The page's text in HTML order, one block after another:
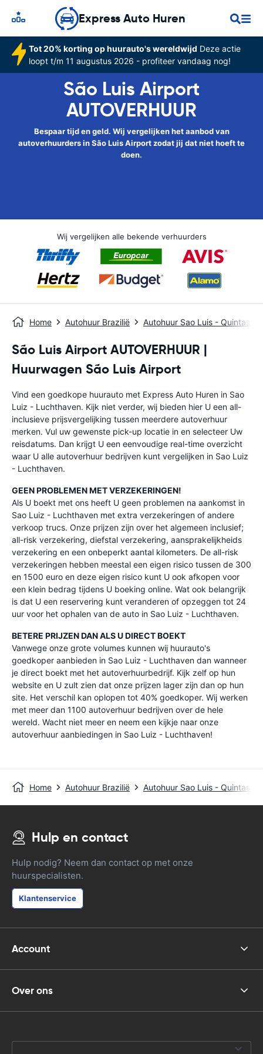
Express Auto Huren
Tot 20% korting op huurauto's wereldwijd Deze actie
loopt t/m 11 augustus 2026 - profiteer vandaag nog!
São Luis Airport
AUTOVERHUUR
Bespaar tijd en geld. Wij vergelijken het aanbod van
autoverhuurders in São Luis Airport zodat jij dat niet hoeft te
doen.
Wij vergelijken alle bekende verhuurders
Home Autohuur Brazilië Autohuur Sao Luis - Quintas
São Luis Airport AUTOVERHUUR |
Huurwagen São Luis Airport
Vind een goedkope huurauto met Express Auto Huren in Sao
Luiz - Luchthaven. Kijk niet verder, wij bieden hier U een all-
inclusieve prijsvergelijking tussen meerdere autoverhuur
merken. Vul uw gewenste pick-up locatie in en selecteer Uw
reisdatums. Dan krijgt U een eenvoudige real-time overzicht
waar U alle autoverhuur bedrijven kunt vergelijken in Sao Luiz
- Luchthaven.
GEEN PROBLEMEN MET VERZEKERINGEN!
Als U boekt met ons heeft U geen problemen na aankomst in
Sao Luiz - Luchthaven met extra verzekeringen of andere
verkoop trucs. Onze prijzen zijn over het algemeen inclusief;
all-risk verzekering, diefstal verzekering, aansprakelijkheids
verzekering en een onbeperkt aantal kilometers. De all-risk
verzekeringen hebben meestal een eigen risico tussen de 300
en 1500 euro en deze eigen risico kunt U ook afkopen voor
een klein bedrag tijdens U boeking online. Wat ook belangrijk
is dat U een reservering kunt veranderen of opzeggen tot 24
uur voor het ophalen van de auto in Sao Luiz - Luchthaven.
BETERE PRIJZEN DAN ALS U DIRECT BOEKT
Vanwege onze grote volumes kunnen wij huurauto's
goedkoper aanbieden in Sao Luiz - Luchthaven dan wanneer
je direct boekt met het autoverhuurbedrijf. Kijk zelf op hun
website en U zult zien dat onze prijzen lager zijn dan op hun
site. Het verschil kan oplopen tot 40% goedkoper. Wij werken
met meer dan 1100 autoverhuur bedrijven over de hele
wereld. Wacht niet meer en neem een kijkje naar onze
autoverhuur aanbiedingen in Sao Luiz - Luchthaven!
Home Autohuur Brazilië Autohuur Sao Luis - Quintas
Hulp en contact
Hulp nodig? Neem dan contact op met onze
huurspecialisten.
Klantenservice
Account
Over ons